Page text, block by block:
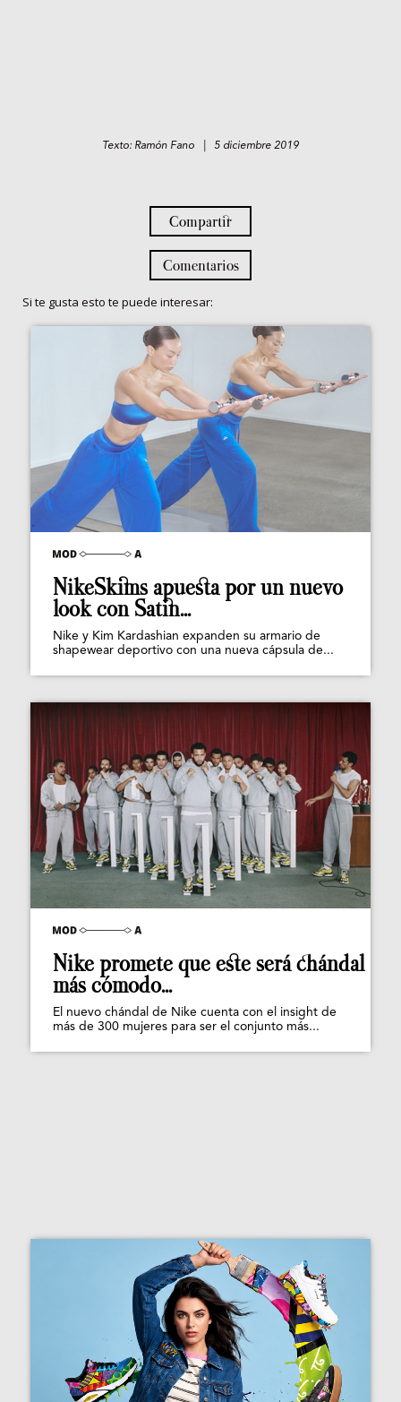
Texto: Ramón Fano | 5 diciembre 2019
Compartir
Comentarios
Si te gusta esto te puede interesar:
NikeSkims apuesta por un nuevo
look con Satin...
Nike y Kim Kardashian expanden su armario de
shapewear deportivo con una nueva cápsula de...
Nike promete que este será chándal
más cómodo...
El nuevo chándal de Nike cuenta con el insight de
más de 300 mujeres para ser el conjunto más...